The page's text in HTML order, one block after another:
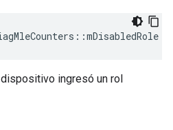
::mDisabledRole
ingresó un rol